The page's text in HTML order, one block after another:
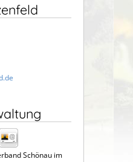
Schönau im